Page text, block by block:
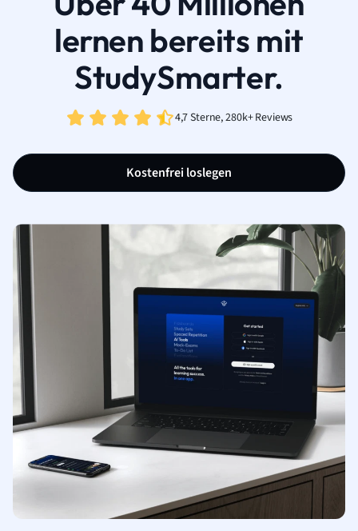
lernen bereits mit
StudySmarter.
4,7 Sterne, 280k+ Reviews
Kostenfrei loslegen